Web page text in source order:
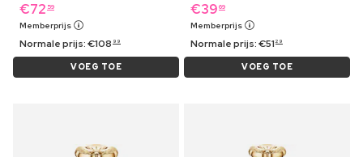
€72 59
Memberprijs
Normale prijs:€108 99
VOEG TOE
€39 69
Memberprijs
Normale prijs:€51 29
VOEG TOE